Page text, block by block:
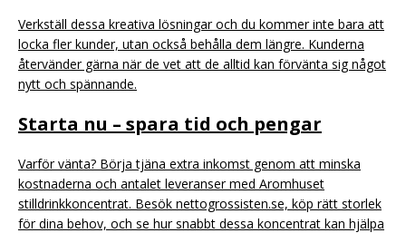
Verkställ dessa kreativa lösningar och du kommer inte bara att
locka fler kunder, utan också behålla dem längre. Kunderna
återvänder gärna när de vet att de alltid kan förvänta sig något
nytt och spännande.
Starta nu – spara tid och pengar
Varför vänta? Börja tjäna extra inkomst genom att minska
kostnaderna och antalet leveranser med Aromhuset
stilldrinkkoncentrat. Besök nettogrossisten.se, köp rätt storlek
för dina behov, och se hur snabbt dessa koncentrat kan hjälpa